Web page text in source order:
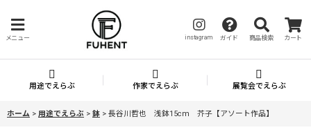
メニュー instagram ガイド 商品検索 カート
用途でえらぶ 作家でえらぶ 展覧会でえらぶ
ホーム > 用途でえらぶ > 鉢 > 長谷川哲也 浅鉢15cm 芥子【アソート作品】